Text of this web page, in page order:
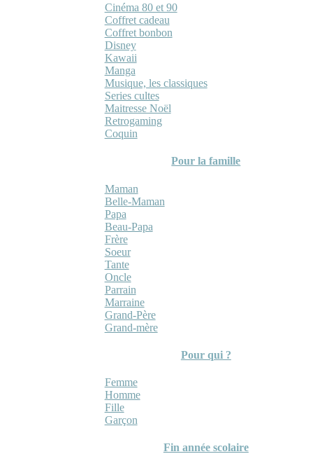
Cinéma 80 et 90
Coffret cadeau
Coffret bonbon
Disney
Kawaii
Manga
Musique, les classiques
Series cultes
Maitresse Noël
Retrogaming
Coquin
Pour la famille
Maman
Belle-Maman
Papa
Beau-Papa
Frère
Soeur
Tante
Oncle
Parrain
Marraine
Grand-Père
Grand-mère
Pour qui ?
Femme
Homme
Fille
Garçon
Fin année scolaire